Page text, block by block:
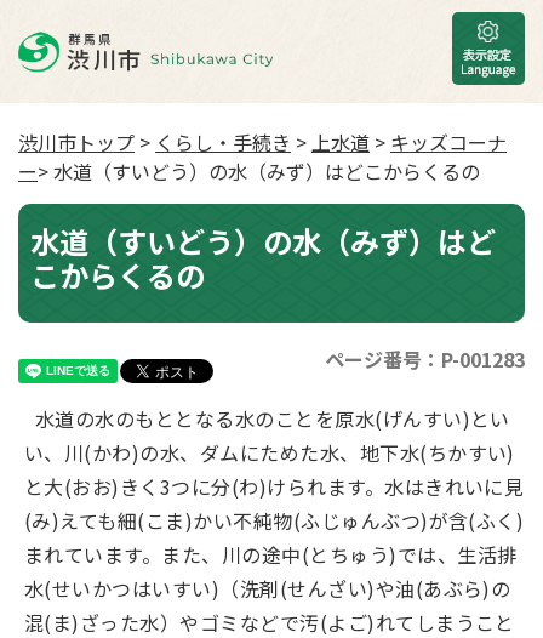
渋川市トップ > くらし・手続き >上水道 > キッズコーナ
ー> 水道（すいどう）の水（みず）はどこからくるの
水道（すいどう）の水（みず）はど
こからくるの
ページ番号：P-001283
水道の水のもととなる水のことを原水(げんすい)とい
い、川(かわ)の水、ダムにためた水、地下水(ちかすい)
と大(おお)きく3つに分(わ)けられます。水はきれいに見
(み)えても細(こま)かい不純物(ふじゅんぶつ)が含(ふく)
まれています。また、川の途中(とちゅう)では、生活排
水(せいかつはいすい)（洗剤(せんざい)や油(あぶら)の
混(ま)ざった水）やゴミなどで汚(よご)れてしまうこと